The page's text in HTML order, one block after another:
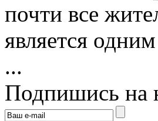
почти все
является
...
Подпишись на